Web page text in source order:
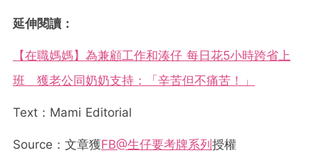
延伸閱讀：
【在職媽媽】為兼顧工作和湊仔 每日花5小時跨省上
班 獲老公同奶奶支持：「辛苦但不痛苦！」
Text：Mami Editorial
Source：文章獲FB@生仔要考牌系列 授權